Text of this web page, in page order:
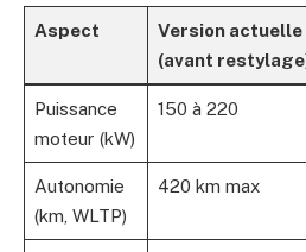
Aspect
Version actuelle
(avant
Puissance
moteur (kW)
150 à 220
Autonomie
(km, WLTP)
420 km max